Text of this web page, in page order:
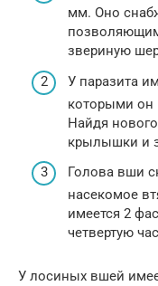
мм. Оно
звериную
У паразита
которыми он
Найдя
крылышки и
Голова вши
насекомое
имеется 2
четвертую
У лосиных вшей